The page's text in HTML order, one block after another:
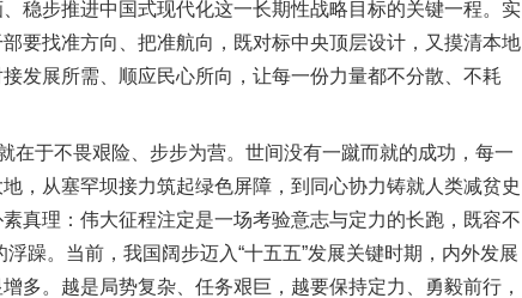
稳步推进中国式现代化这一长期性战略目标的关键一程。实
要找准方向、把准航向，既对标中央顶层设计，又摸清本地
发展所需、顺应民心所向，让每一份力量都不分散、不耗
于不畏艰险、步步为营。世间没有一蹴而就的成功，每一
，从塞罕坝接力筑起绿色屏障，到同心协力铸就人类减贫史
真理：伟大征程注定是一场考验意志与定力的长跑，既容不
躁。当前，我国阔步迈入“十五五”发展关键时期，内外发展
多。越是局势复杂、任务艰巨，越要保持定力、勇毅前行，
榜揭晓 新中国诞生的见证